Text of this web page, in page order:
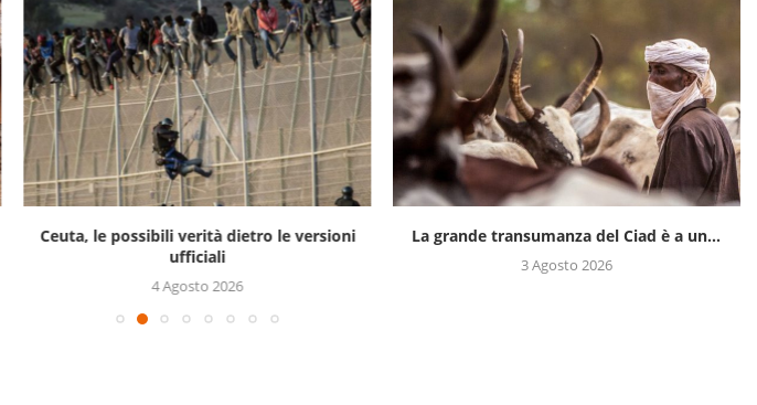
Ceuta, le possibili verità dietro le versioni
ufficiali
4 Agosto 2026
La grande transumanza del Ciad è a un...
3 Agosto 2026